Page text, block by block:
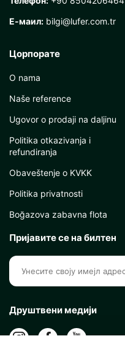
Е-маил: bilgi@lufer.com.tr
Цорпорате
O nama
Naše reference
Ugovor o prodaji na daljinu
Politika otkazivanja i
refundiranja
Obaveštenje o KVKK
Politika privatnosti
Boğazova zabavna flota
Пријавите се на билтен
Друштвени медији